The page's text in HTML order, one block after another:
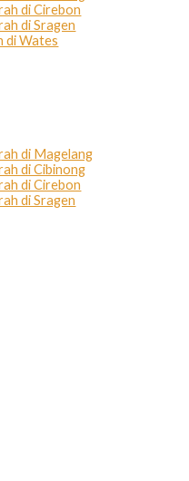
di Cirebon
di Sragen
di Wates
di Magelang
di Cibinong
di Cirebon
di Sragen